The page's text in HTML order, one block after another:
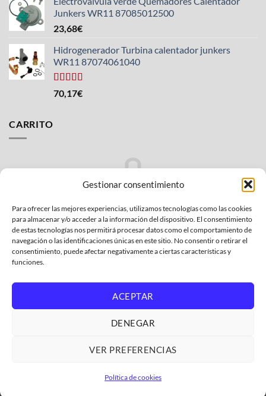
Gestionar consentimiento
Para ofrecer las mejores experiencias, utilizamos tecnologías como las cookies
para almacenar y/o acceder a la información del dispositivo. El consentimiento
de estas tecnologías nos permitirá procesar datos como el comportamiento de
navegación o las identificaciones únicas en este sitio. No consentir o retirar el
consentimiento, puede afectar negativamente a ciertas características y
funciones.
ACEPTAR
DENEGAR
VER PREFERENCIAS
Política de cookies
Junkers WR11 87085012500
23,68€
Hidrogenerador Turbina calentador junkers
WR11 87074061040
Valorado
con
70,17€
CARRITO
No hay productos en el carrito.
VOLVER A LA TIENDA
Bank
Credit
Card
MasterCardPayPal
Visa
POLÍTICA AFILIADOS AMAZON
GARANTÍA Y DEVOLUCIONES
POLÍTICA DE COOKIES
GASTOS DE ENVÍO
Copyright 2026 ©